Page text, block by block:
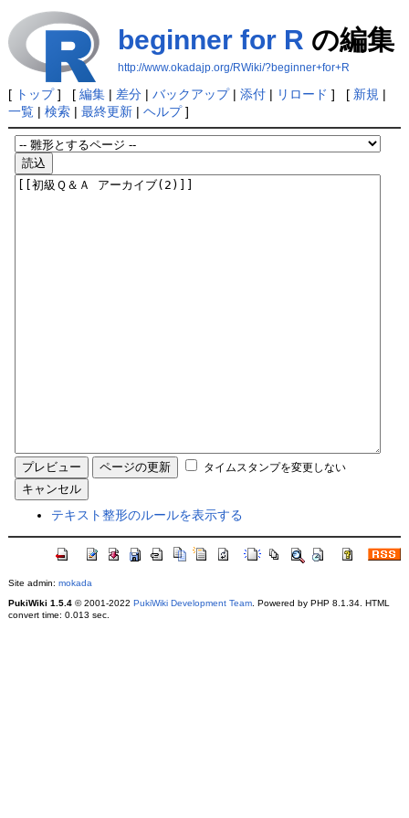
beginner for R の編集
http://www.okadajp.org/RWiki/?beginner+for+R
[ トップ] [ 編集| 差分| バックアップ| 添付| リロード ] [ 新規 |
一覧| 検索| 最終更新| ヘルプ]
タイムスタンプを変更しない
テキスト整形のルールを表示する
Site admin: mokada
PukiWiki 1.5.4© 2001-2022 PukiWiki Development Team. Powered by PHP 8.1.34. HTML
convert time: 0.013 sec.